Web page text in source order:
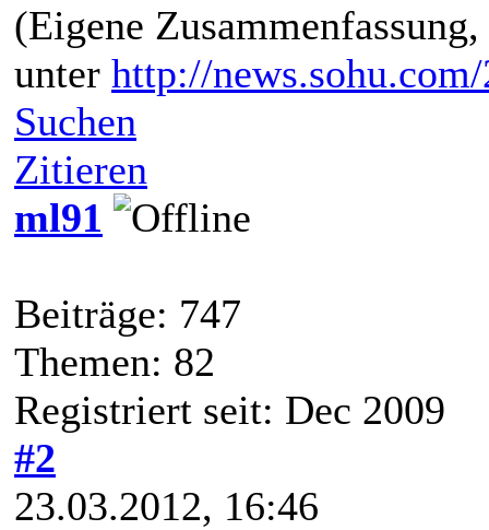
(Eigene
unter http://
Suchen
Zitieren
ml91
Beiträge: 747
Themen: 82
Registriert seit: Dec 2009
#2
23.03.2012, 16:46